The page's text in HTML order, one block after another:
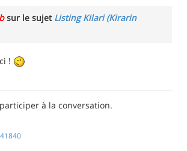
sur le sujet Listing Kilari (Kirarin
!
à la conversation.